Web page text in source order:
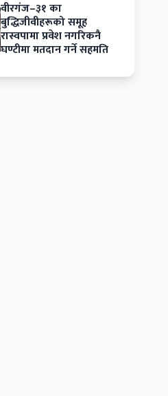
वीरगंज–३१ का
बुद्धिजीवीहरूको समूह
रास्वपामा प्रवेश नगरिकनै
घण्टीमा मतदान गर्ने सहमति